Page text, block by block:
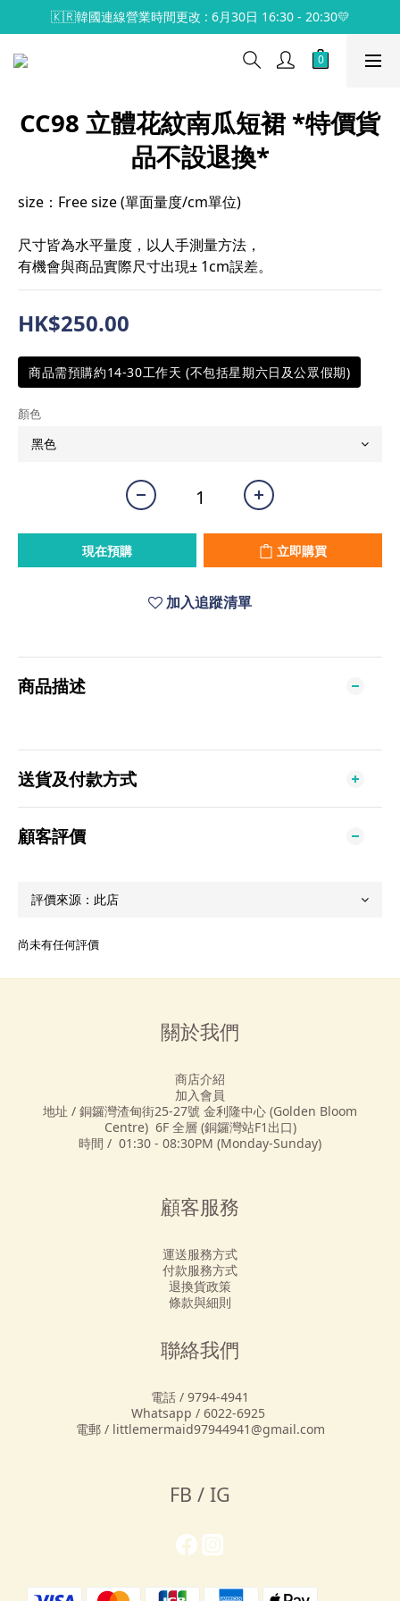
🇰🇷韓國連線營業時間更改 : 6月30日 16:30 - 20:30💛
CC98 立體花紋南瓜短裙 *特價貨
品不設退換*
size：Free size (單面量度/cm單位)
尺寸皆為水平量度，以人手測量方法，
有機會與商品實際尺寸出現± 1cm誤差。
HK$250.00
商品需預購約14-30工作天 (不包括星期六日及公眾假期)
顏色
現在預購 立即購買
加入追蹤清單
商品描述
送貨及付款方式
顧客評價
尚未有任何評價
關於我們
商店介紹
加入會員
地址 / 銅鑼灣渣甸街25-27號 金利隆中心 (Golden Bloom
Centre) 6F 全層 (銅鑼灣站F1出口)
時間 / 01:30 - 08:30PM (Monday-Sunday)
顧客服務
運送服務方式
付款服務方式
退換貨政策
條款與細則
聯絡我們
電話 / 9794-4941
Whatsapp / 6022-6925
電郵 / littlemermaid97944941@gmail.com
FB / IG